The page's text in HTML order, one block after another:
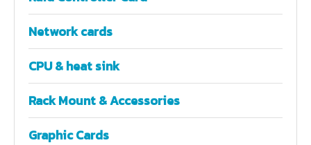
Network cards
CPU & heat sink
Rack Mount & Accessories
Graphic Cards